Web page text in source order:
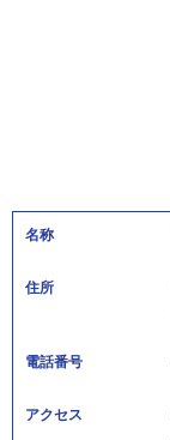
名称
住所
電話番号
アクセス